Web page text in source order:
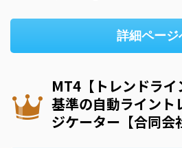
詳細ページ
MT4【トレンドラ
基準の自動ライント
ジケーター【合同会